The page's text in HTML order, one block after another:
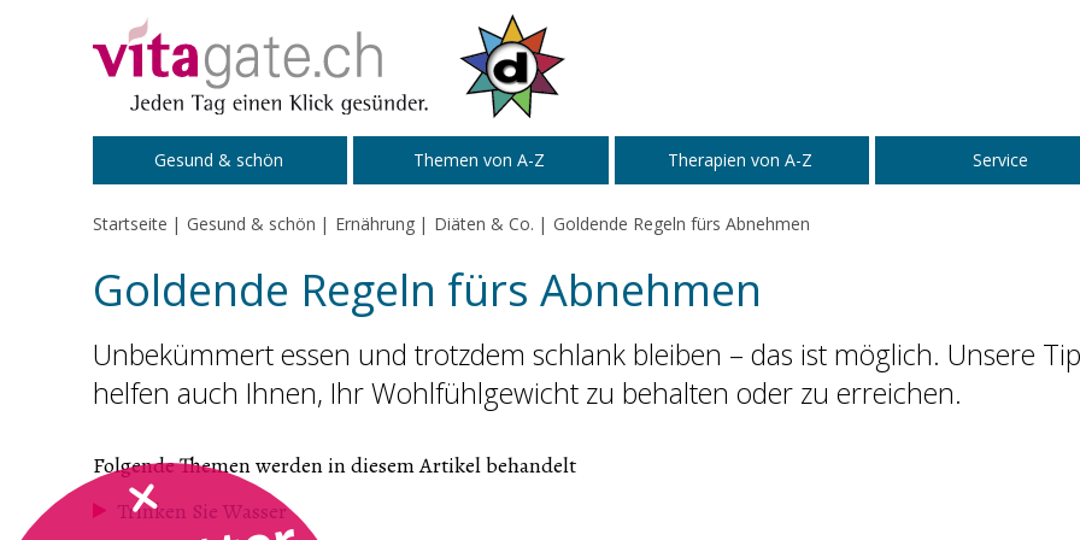
Gesund & schön Themen von A-Z Therapien von A-Z Service
Startseite Gesund & schön Ernährung Diäten & Co. Goldende Regeln fürs Abnehmen
Goldende Regeln fürs Abnehmen
Unbekümmert essen und trotzdem schlank bleiben – das ist möglich. Unsere
helfen auch Ihnen, Ihr Wohlfühlgewicht zu behalten oder zu erreichen.
Folgende Themen werden in diesem Artikel behandelt
Trinken Sie Wasser